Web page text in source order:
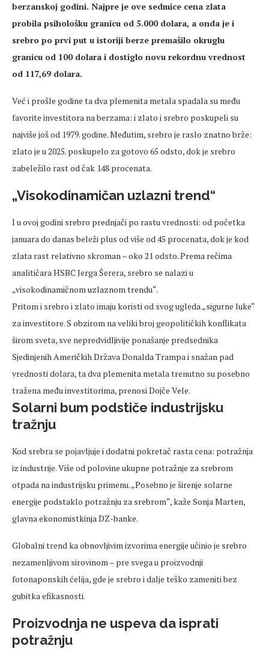
berzanskoj godini. Najpre je ove sedmice cena zlata
probila psihološku granicu od 5.000 dolara, a onda je i
srebro po prvi put u istoriji berze premašilo okruglu
granicu od 100 dolara i dostiglo novu rekordnu vrednost
od 117,69 dolara.
Već i prošle godine ta dva plemenita metala spadala su među
favorite investitora na berzama: i zlato i srebro poskupeli su
najviše još od 1979. godine. Međutim, srebro je raslo znatno brže:
zlato je u 2025. poskupelo za gotovo 65 odsto, dok je srebro
zabeležilo rast od čak 148 procenata.
„Visokodinamičan uzlazni trend“
I u ovoj godini srebro prednjači po rastu vrednosti: od početka
januara do danas beleži plus od više od 45 procenata, dok je kod
zlata rast relativno skroman – oko 21 odsto. Prema rečima
analitičara HSBC Jerga Šerera, srebro se nalazi u
„visokodinamičnom uzlaznom trendu“.
Pritom i srebro i zlato imaju koristi od svog ugleda „sigurne luke“
za investitore. S obzirom na veliki broj geopolitičkih konflikata
širom sveta, sve nepredvidljivije ponašanje predsednika
Sjedinjenih Američkih Država Donalda Trampa i snažan pad
vrednosti dolara, ta dva plemenita metala trenutno su posebno
tražena među investitorima, prenosi Dojče Vele.
Solarni bum podstiče industrijsku
tražnju
Kod srebra se pojavljuje i dodatni pokretač rasta cena: potražnja
iz industrije. Više od polovine ukupne potražnje za srebrom
otpada na industrijsku primenu. „Posebno je širenje solarne
energije podstaklo potražnju za srebrom“, kaže Sonja Marten,
glavna ekonomistkinja DZ-banke.
Globalni trend ka obnovljivim izvorima energije učinio je srebro
nezamenljivom sirovinom – pre svega u proizvodnji
fotonaponskih ćelija, gde je srebro i dalje teško zameniti bez
gubitka efikasnosti.
Proizvodnja ne uspeva da isprati
potražnju